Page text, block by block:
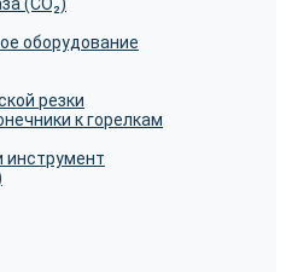
оборудование
резки
к горелкам
инструмент